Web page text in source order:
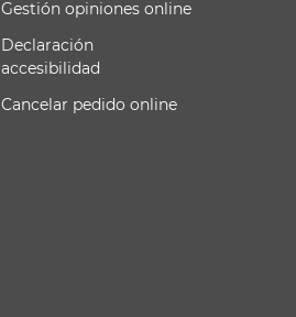
Gestión opiniones online
Declaración
accesibilidad
Cancelar pedido online